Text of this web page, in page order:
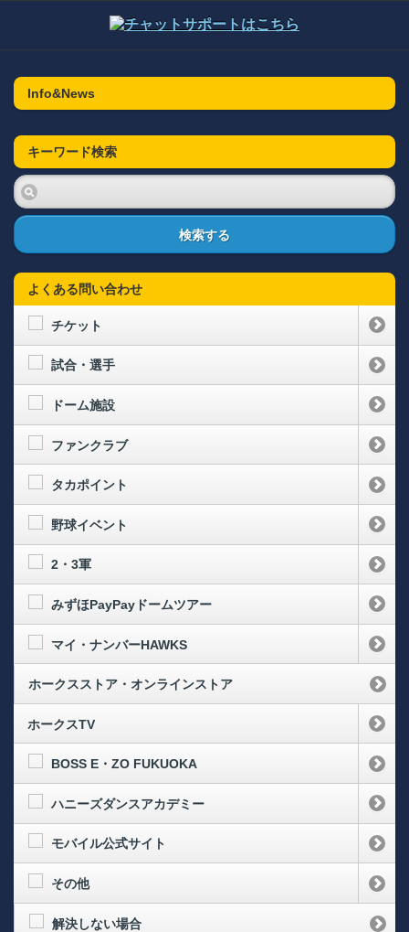
Info&News
キーワード検索
検索する
よくある問い合わせ
チケット
試合・選手
ドーム施設
ファンクラブ
タカポイント
野球イベント
2・3軍
みずほPayPayドームツアー
マイ・ナンバーHAWKS
ホークスストア・オンラインストア
ホークスTV
BOSS E・ZO FUKUOKA
ハニーズダンスアカデミー
モバイル公式サイト
その他
解決しない場合